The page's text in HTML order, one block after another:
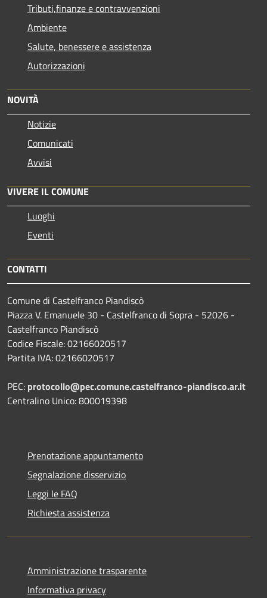
Tributi,finanze e contravvenzioni
Ambiente
Salute, benessere e assistenza
Autorizzazioni
NOVITÀ
Notizie
Comunicati
Avvisi
VIVERE IL COMUNE
Luoghi
Eventi
CONTATTI
Comune di Castelfranco Piandiscò
Piazza V. Emanuele 30 - Castelfranco di Sopra - 52026 -
Castelfranco Piandiscò
Codice Fiscale: 02166020517
Partita IVA: 02166020517
PEC: protocollo@pec.comune.castelfranco-piandisco.ar.it
Centralino Unico: 800019398
Prenotazione appuntamento
Segnalazione disservizio
Leggi le FAQ
Richiesta assistenza
Amministrazione trasparente
Informativa privacy